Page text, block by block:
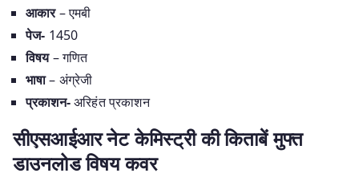
आकार– एमबी
पेज- 1450
विषय– गणित
भाषा– अंग्रेजी
प्रकाशन-अरिहंत प्रकाशन
सीएसआईआर नेट केमिस्ट्री की किताबें मुफ्त
डाउनलोड विषय कवर